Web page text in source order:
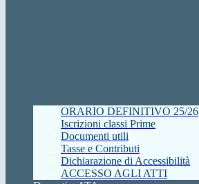
ORARIO DEFINITIVO 25/26
Iscrizioni classi Prime
Documenti utili
Tasse e Contributi
Dichiarazione di Accessibilità
ACCESSO AGLI ATTI